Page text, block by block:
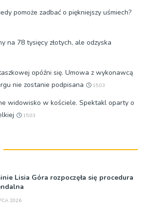
pomoże zadbać o piękniejszy uśmiech?
na 78 tysięcy złotych, ale odzyska
opóźni się. Umowa z wykonawcą
nie zostanie podpisana
15:03
widowisko w kościele. Spektakl oparty o
15:03
Lisia Góra rozpoczęła się procedura
2026